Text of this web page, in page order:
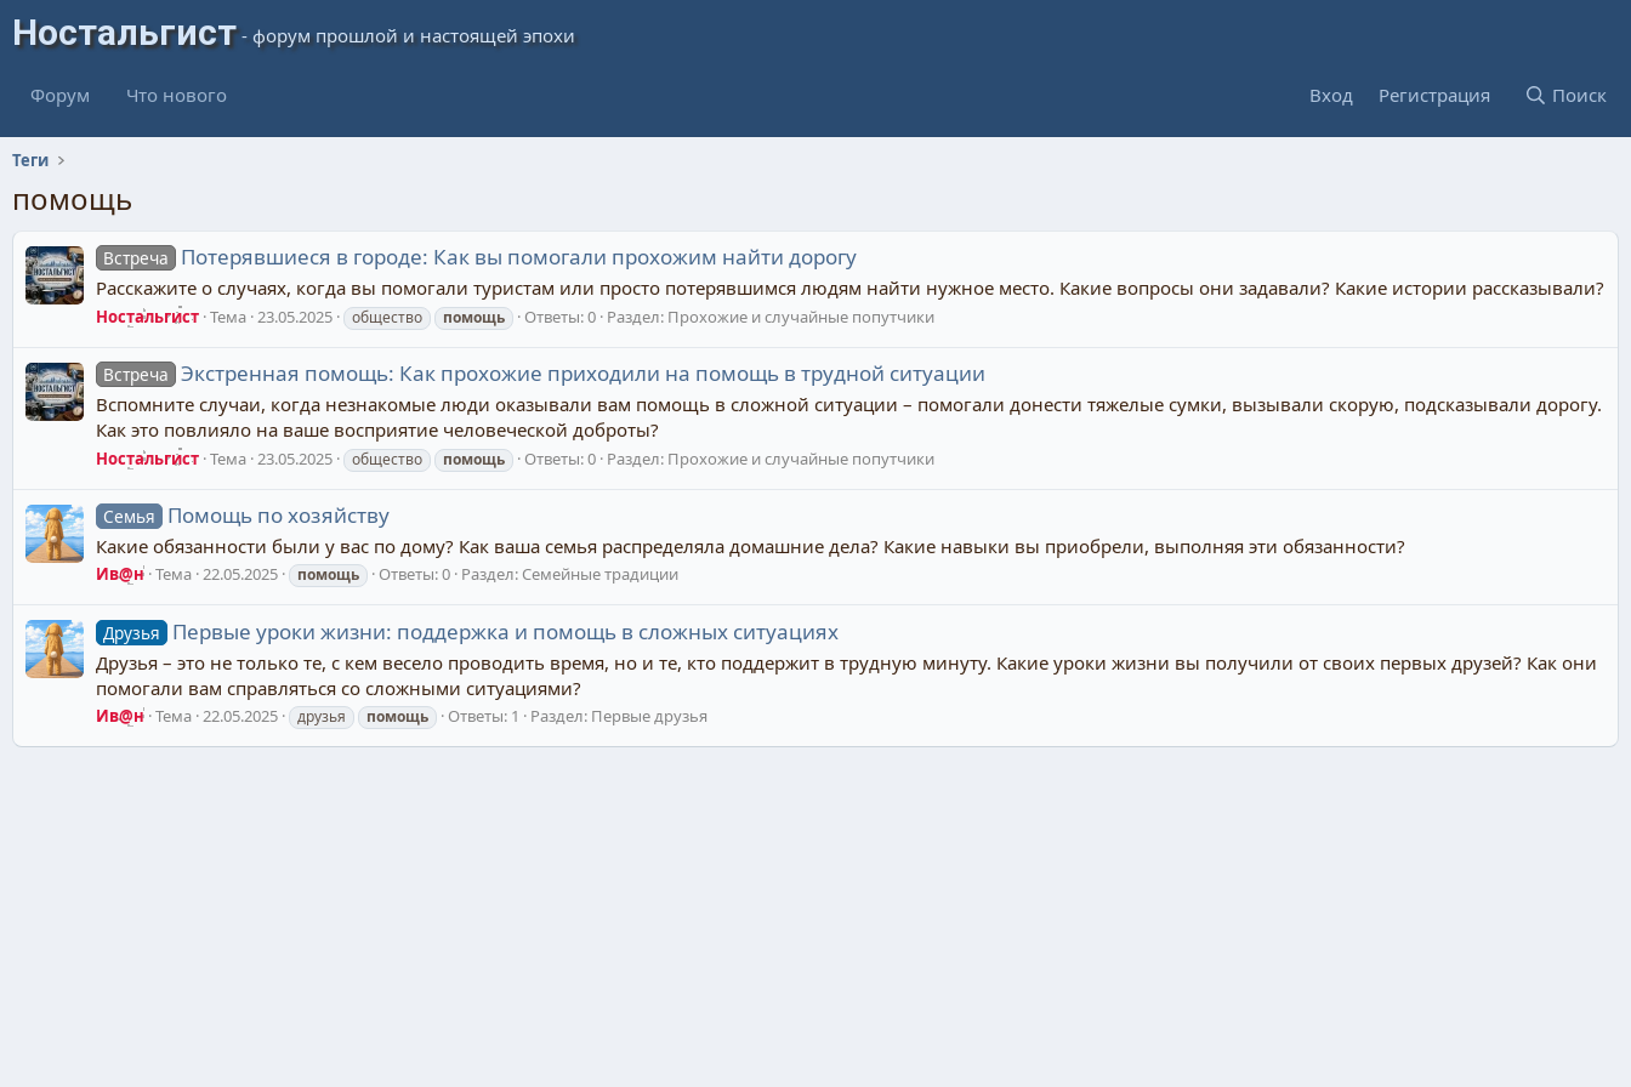
Форум Что нового Вход Регистрация Поиск
Теги
помощь
Встреча Потерявшиеся в городе: Как вы помогали прохожим найти дорогу
Расскажите о случаях, когда вы помогали туристам или просто потерявшимся людям найти нужное место. Какие вопросы они задавали? Какие истории рассказывали?
Ностальгист Тема 23.05.2025 общество помощь Ответы: 0 Раздел: Прохожие и случайные попутчики
Встреча Экстренная помощь: Как прохожие приходили на помощь в трудной ситуации
Вспомните случаи, когда незнакомые люди оказывали вам помощь в сложной ситуации – помогали донести тяжелые сумки, вызывали скорую, подсказывали дорогу.
Как это повлияло на ваше восприятие человеческой доброты?
Ностальгист Тема 23.05.2025 общество помощь Ответы: 0 Раздел: Прохожие и случайные попутчики
Семья Помощь по хозяйству
Какие обязанности были у вас по дому? Как ваша семья распределяла домашние дела? Какие навыки вы приобрели, выполняя эти обязанности?
Ив@н Тема 22.05.2025 помощь Ответы: 0 Раздел: Семейные традиции
Друзья Первые уроки жизни: поддержка и помощь в сложных ситуациях
Друзья – это не только те, с кем весело проводить время, но и те, кто поддержит в трудную минуту. Какие уроки жизни вы получили от своих первых друзей? Как они
помогали вам справляться со сложными ситуациями?
Ив@н Тема 22.05.2025 друзья помощь Ответы: 1 Раздел: Первые друзья